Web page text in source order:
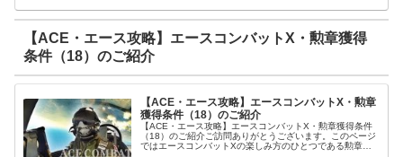
【ACE・エース攻略】エースコンバットX・勲章獲得
条件（18）のご紹介
【ACE・エース攻略】エースコンバットX・勲章
獲得条件（18）のご紹介
【ACE・エース攻略】エースコンバットX・勲章獲得条件
（18）のご紹介ご訪問ありがとうございます。このページ
ではエースコンバットXの楽しみ方のひとつである勲章